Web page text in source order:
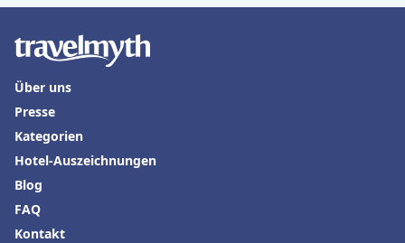
Hotels in Sankt Anton im Montafon
Hotels in Miami
Hotels in Lugano
Über uns
Presse
Kategorien
Hotel-Auszeichnungen
Blog
FAQ
Kontakt